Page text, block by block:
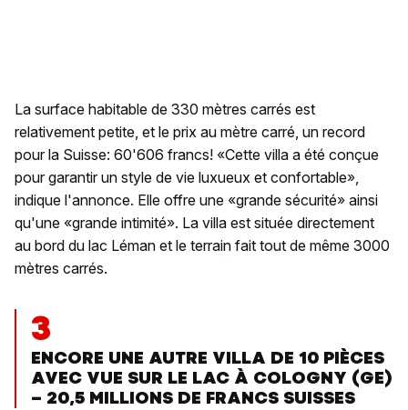
La surface habitable de 330 mètres carrés est
relativement petite, et le prix au mètre carré, un record
pour la Suisse: 60'606 francs! «Cette villa a été conçue
pour garantir un style de vie luxueux et confortable»,
indique l'annonce. Elle offre une «grande sécurité» ainsi
qu'une «grande intimité». La villa est située directement
au bord du lac Léman et le terrain fait tout de même 3000
mètres carrés.
3
ENCORE UNE AUTRE VILLA DE 10 PIÈCES
AVEC VUE SUR LE LAC À COLOGNY (GE)
– 20,5 MILLIONS DE FRANCS SUISSES